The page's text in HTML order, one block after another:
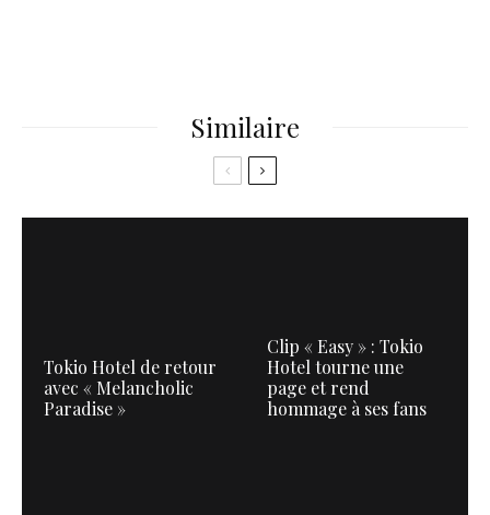
Similaire
Tokio Hotel de retour
avec « Melancholic
Paradise »
Clip « Easy » : Tokio
Hotel tourne une
page et rend
hommage à ses fans